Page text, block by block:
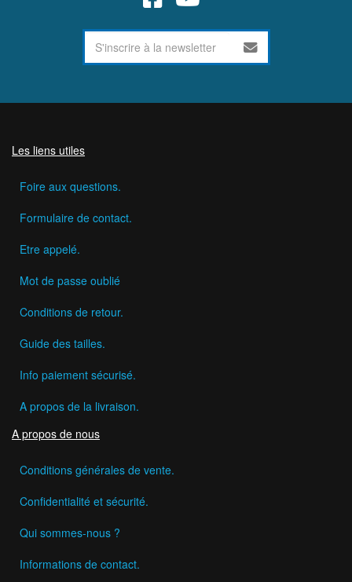
Les liens utiles
Foire aux questions.
Formulaire de contact.
Etre appelé.
Mot de passe oublié
Conditions de retour.
Guide des tailles.
Info paiement sécurisé.
A propos de la livraison.
A propos de nous
Conditions générales de vente.
Confidentialité et sécurité.
Qui sommes-nous ?
Informations de contact.